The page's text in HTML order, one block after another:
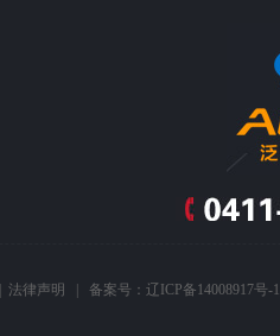
法律声明 | 备案号： 辽ICP备14008917号-1